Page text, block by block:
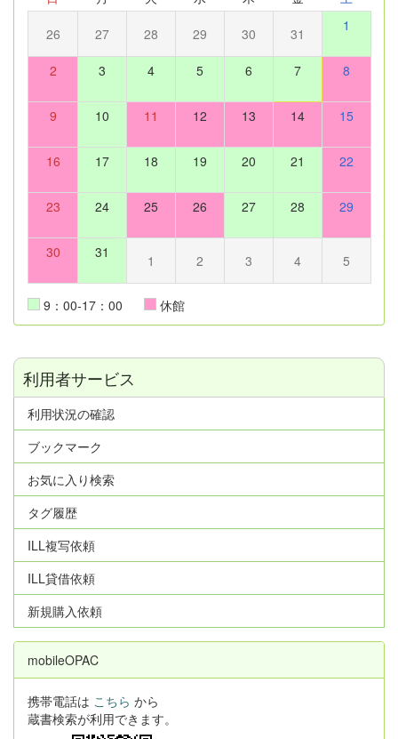
26 27 28 29 30 31 1
2 3 4 5 6 7 8
9 10 11 12 13 14 15
16 17 18 19 20 21 22
23 24 25 26 27 28 29
30 31 1 2 3 4 5
9：00-17：00 休館
利用者サービス
利用状況の確認
ブックマーク
お気に入り検索
タグ履歴
ILL複写依頼
ILL貸借依頼
新規購入依頼
mobileOPAC
携帯電話は こちら から
蔵書検索が利用できます。